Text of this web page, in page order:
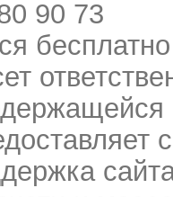
90 73
бесплатно